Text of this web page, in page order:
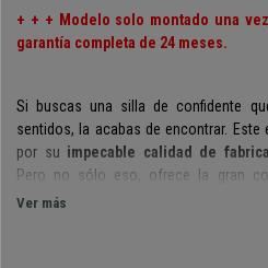
+ + + Modelo solo montado una
garantía completa de 24 meses.
Si buscas una silla de confidente
sentidos, la acabas de encontrar. Este
por su impecable calidad de
Pero no sólo eso, ofrece la gran
producto de estas características.
Ver más